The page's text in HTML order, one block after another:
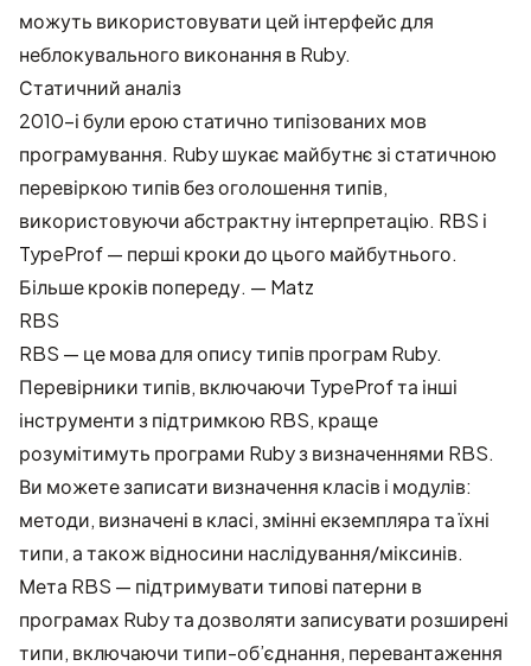
можуть використовувати цей інтерфейс для
неблокувального виконання в Ruby.
Статичний аналіз
2010-і були ерою статично типізованих мов
програмування. Ruby шукає майбутнє зі статичною
перевіркою типів без оголошення типів,
використовуючи абстрактну інтерпретацію. RBS і
TypeProf — перші кроки до цього майбутнього.
Більше кроків попереду. — Matz
RBS
RBS — це мова для опису типів програм Ruby.
Перевірники типів, включаючи TypeProf та інші
інструменти з підтримкою RBS, краще
розумітимуть програми Ruby з визначеннями RBS.
Ви можете записати визначення класів і модулів:
методи, визначені в класі, змінні екземпляра та їхні
типи, а також відносини наслідування/міксинів.
Мета RBS — підтримувати типові патерни в
програмах Ruby та дозволяти записувати розширені
типи, включаючи типи-об’єднання, перевантаження